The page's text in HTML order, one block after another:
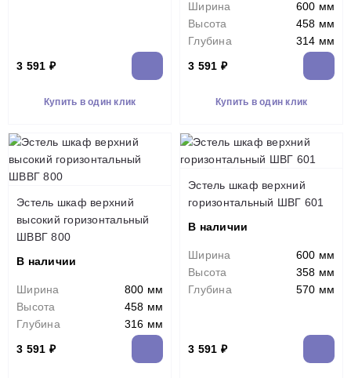
3 591 ₽
Купить в один клик
Ширина
600 мм
Высота
458 мм
Глубина
314 мм
3 591 ₽
Купить в один клик
Эстель шкаф верхний
высокий горизонтальный
ШВВГ 800
В наличии
Ширина
800 мм
Высота
458 мм
Глубина
316 мм
3 591 ₽
Эстель шкаф верхний
горизонтальный ШВГ 601
В наличии
Ширина
600 мм
Высота
358 мм
Глубина
570 мм
3 591 ₽